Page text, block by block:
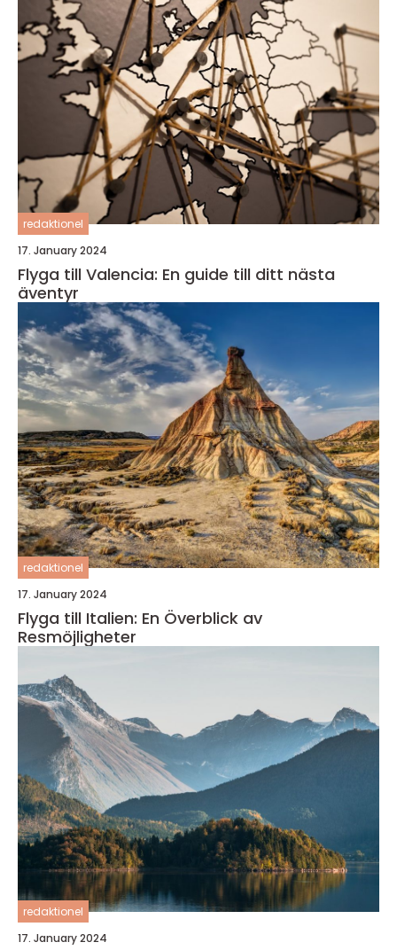
redaktionel
17. January 2024
Flyga till Valencia: En guide till ditt nästa
äventyr
redaktionel
17. January 2024
Flyga till Italien: En Överblick av
Resmöjligheter
redaktionel
17. January 2024